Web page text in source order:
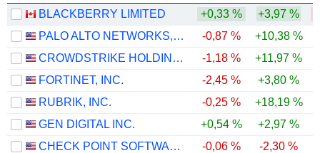
BLACKBERRY LIMITED +0,33 % +3,97 %
PALO ALTO NETWORKS, INC.
-0,87 % +10,38 %
CROWDSTRIKE HOLDINGS, INC.
-1,18 % +11,97 %
FORTINET, INC.
-2,45 % +3,80 %
RUBRIK, INC.
-0,25 % +18,19 %
GEN DIGITAL INC.
+0,54 % +2,97 %
CHECK POINT SOFTWARE TECHNOLOGIES LTD.
-0,06 % -2,30 %